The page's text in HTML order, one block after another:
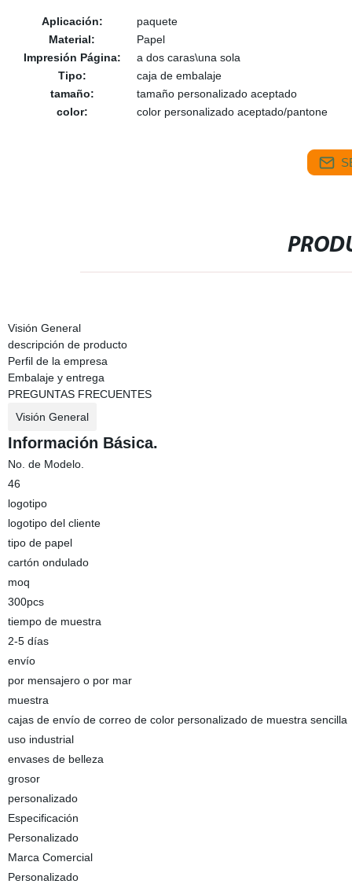
Aplicación:
paquete
Material:
Papel
Impresión Página:
a dos caras\una sola
Tipo:
caja de embalaje
tamaño:
tamaño personalizado aceptado
color:
color personalizado aceptado/pantone
Visión General
descripción de producto
Perfil de la empresa
Embalaje y entrega
PREGUNTAS FRECUENTES
Visión General
Información Básica.
No. de Modelo.
46
logotipo
logotipo del cliente
tipo de papel
cartón ondulado
moq
300pcs
tiempo de muestra
2-5 días
envío
por mensajero o por mar
muestra
cajas de envío de correo de color personalizado de muestra sencilla
uso industrial
envases de belleza
grosor
personalizado
Especificación
Personalizado
Marca Comercial
Personalizado